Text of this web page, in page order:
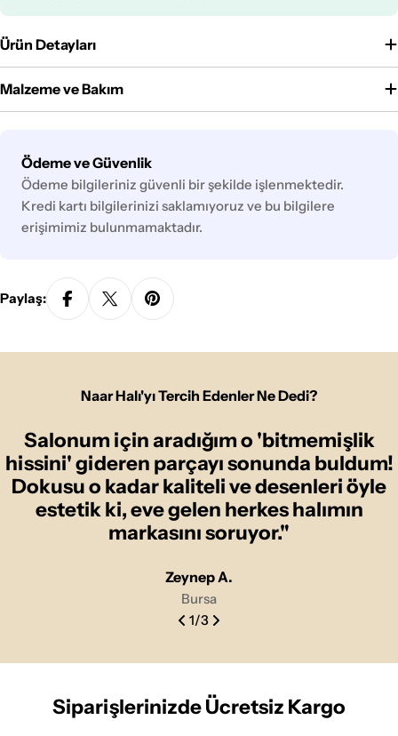
Ürün Detayları
Malzeme ve Bakım
Ödeme ve Güvenlik
Ödeme
yöntemleri
Ödeme bilgileriniz güvenli bir şekilde işlenmektedir.
Kredi kartı bilgilerinizi saklamıyoruz ve bu bilgilere
erişimimiz bulunmamaktadır.
Paylaş:
Naar Halı'yı Tercih Edenler Ne Dedi?
Salonum için aradığım o 'bitmemişlik
hissini' gideren parçayı sonunda buldum!
Dokusu o kadar kaliteli ve desenleri öyle
estetik ki, eve gelen herkes halımın
markasını soruyor."
Zeynep A.
Bursa
1/3
Siparişlerinizde Ücretsiz Kargo